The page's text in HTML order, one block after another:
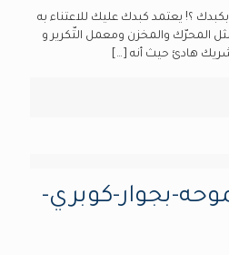
؟! يعتمد كبدك عليك للاعتناء به
المحرّك والمخزن ومعمل التّكرير و
هادئ حيث أنه […]
بجوار-كوبري-